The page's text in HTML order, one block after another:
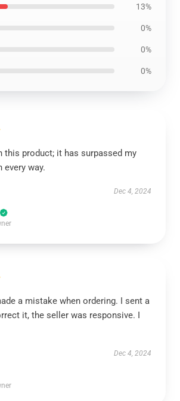
13%
0%
0%
0%
this product; it has surpassed my
every way.
Dec 4, 2024
a mistake when ordering. I sent a
it, the seller was responsive. I
Dec 4, 2024